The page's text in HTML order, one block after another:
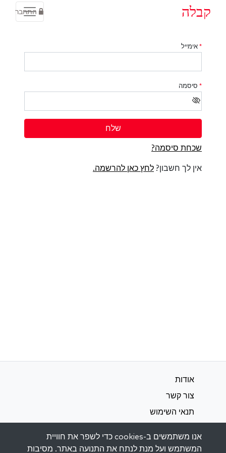
קבלה התחבר
* אימייל
* סיסמה
שלח
שכחת סיסמה?
אין לך חשבון? לחץ כאן להרשמה.
אודות
צור קשר
תנאי השימוש
אנו משתמשים ב-cookies כדי לשפר את חוויית
המשתמש ועל מנת לנתח את התנועה באתר. מסיבות